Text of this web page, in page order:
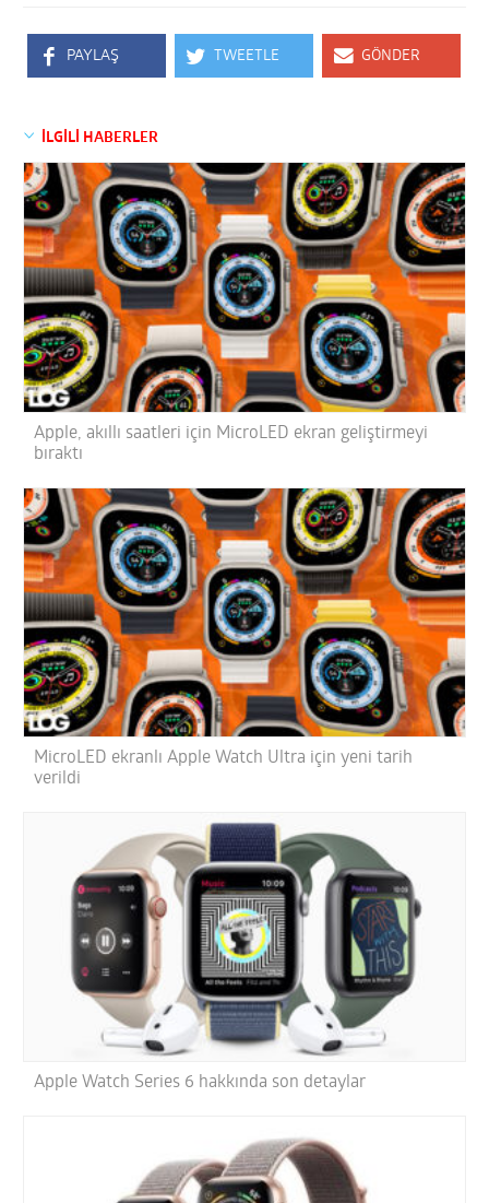
PAYLAŞ TWEETLE GÖNDER
İLGİLİ HABERLER
Apple, akıllı saatleri için MicroLED ekran geliştirmeyi
bıraktı
MicroLED ekranlı Apple Watch Ultra için yeni tarih
verildi
Apple Watch Series 6 hakkında son detaylar